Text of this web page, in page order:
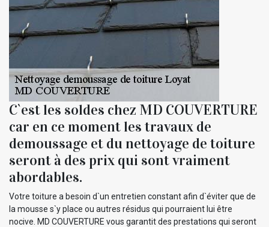
C`est les soldes chez MD COUVERTURE
car en ce moment les travaux de
demoussage et du nettoyage de toiture
seront à des prix qui sont vraiment
abordables.
Votre toiture a besoin d`un entretien constant afin d`éviter que de
la mousse s`y place ou autres résidus qui pourraient lui être
nocive. MD COUVERTURE vous garantit des prestations qui seront